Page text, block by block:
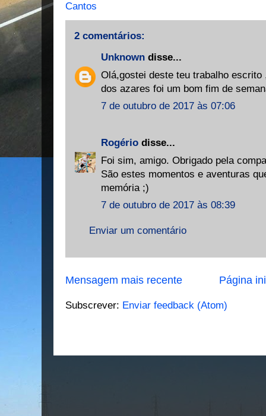
Cantos
2 comentários:
Unknown disse...
Olá,gostei deste teu trabalho escrito
dos azares foi um bom fim de
7 de outubro de 2017 às 07:06
Rogério disse...
Foi sim, amigo. Obrigado pela
São estes momentos e aventuras
memória ;)
7 de outubro de 2017 às 08:39
Enviar um comentário
Mensagem mais recente Página
Subscrever: Enviar feedback (Atom)